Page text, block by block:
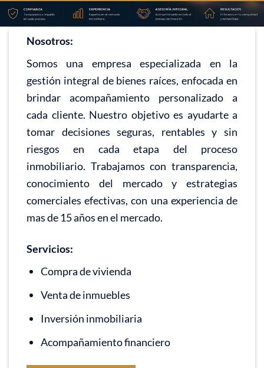
Nosotros:
Somos una empresa especializada en la
gestión integral de bienes raíces, enfocada en
brindar acompañamiento personalizado a
cada cliente. Nuestro objetivo es ayudarte a
tomar decisiones seguras, rentables y sin
riesgos en cada etapa del proceso
inmobiliario. Trabajamos con transparencia,
conocimiento del mercado y estrategias
comerciales efectivas, con una experiencia de
mas de 15 años en el mercado.
Servicios:
Compra de vivienda
Venta de inmuebles
Inversión inmobiliaria
Acompañamiento financiero